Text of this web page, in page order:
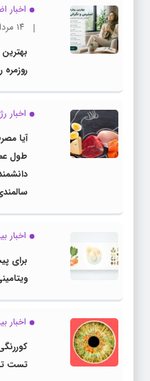
اخبار
۱۴ مرداد ۱۴۰۵
اخبار
آیا
طول
اخبار
برای
اخبار
تست